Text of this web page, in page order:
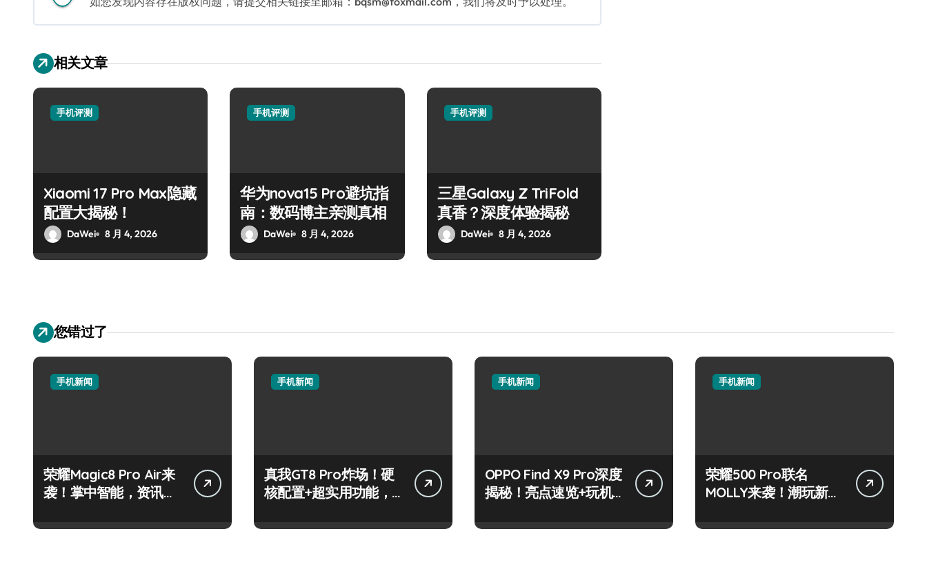
相关文章
手机评测
Xiaomi 17 Pro Max隐藏
配置大揭秘！
DaWei 8 月 4, 2026
手机评测
华为nova15 Pro避坑指
南：数码博主亲测真相
DaWei 8 月 4, 2026
手机评测
三星Galaxy Z TriFold
真香？深度体验揭秘
DaWei 8 月 4, 2026
您错过了
手机新闻
荣耀Magic8 Pro Air来
袭！掌中智能，资讯快
手机新闻
真我GT8 Pro炸场！硬
核配置+超实用功能，
手机新闻
OPPO Find X9 Pro深度
揭秘！亮点速览+玩机
手机新闻
荣耀500 Pro联名
MOLLY来袭！潮玩新机